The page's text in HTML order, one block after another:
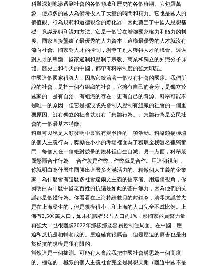
科舉深刻地滲透到社會的各個領域和歷史的各個時期。它包羅萬
象，使眾多的國人為備考投入了大量的時間和精力。它也是國人的
價值觀、行為規範和道德觀念的孵化器，因此奠定了中國人思想基
礎，意識形態和認知方法。它是一個旨在增強國家權力和能力的制
度。國家直接壟斷了最優秀的人力資本，這樣最優秀的人才就沒有
流向社會。國家對人才的控制，剝奪了別人獲得人才的機會。透過
對人才的壟斷，國家遏制和壓制了宗教、商業和獨立的知識分子群
體。歷史上和今天的中國，都帶有科舉制度的強大印記。
中國這個國家很強大，因為它統治著一個沒有社會的國度。我們所
說的社會，是指一個有組織的社會，它擁有自己的身分，是獨立於
國家的，是有自治、有組織的存在，更有自己的資源。科舉可能不
是唯一的原因，但它是摧毀或先發制人壓制有組織的社會的一個重
要原因。沒有獨立的社會就沒有「集體行為」。集體行為是公民社
會的一個最基本特徵。
科舉可以說是人類發明中最富有競爭性的一項活動。科舉頌揚極端
的個人主義行為，獎勵在小小的考場裡面為了獲取金榜題名孤獨奮
鬥，每個人在一個絕對競爭的叢林裡自生自滅。另一方面，科舉嚴
厲懲罰合作行為──合作就是作弊，作弊就是合作。用這個視角，
你就明白為什麼中國勝出這麼多充滿活力的、精緻個人主義的企業
家，為什麼會有這麼多社會達爾文主義的信奉者。用這個視角，你
就明白為什麼中國老百姓的抗議是如此的蒼白無力，因為他們的抗
議都是個體行為。你看看在上海持續數月的封鎖令，清零抗議首先
是在上海發生的，但是規模很小，和上海的人口完全不成比例。上
海有2,500萬人口，如果抗議者只占人口的1%，那國家的員警力量
再強大，也很難像2022年那樣那麼容易控制住局面。在中國，壓
迫和反抗是相輔相成的。壓迫確實很厲害，但是壓迫的厲害也是由
於反抗的規模是很有限的。
當然這是一個揣測。可能有人會說我把中國社會構思為一個高度
的、極端的、極致的個人主義社會完全是異想天開（難道中國不是